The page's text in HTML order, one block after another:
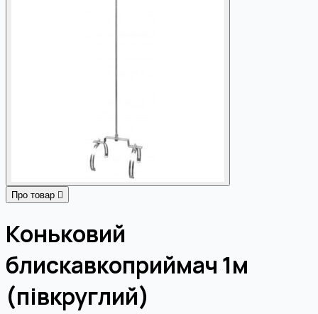
Про товар
Коньковий
блискавкоприймач 1м
(півкруглий)